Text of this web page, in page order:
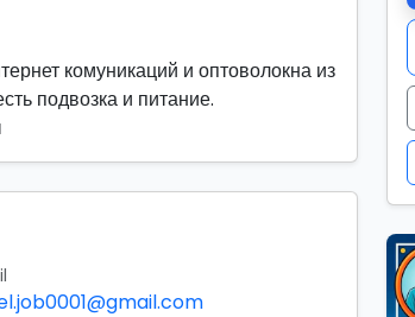
комуникаций и оптоволокна из
подвозка и питание.